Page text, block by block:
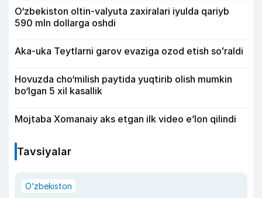
O‘zbekiston oltin-valyuta zaxiralari iyulda qariyb
590 mln dollarga oshdi
Aka-uka Teytlarni garov evaziga ozod etish soʻraldi
Hovuzda cho‘milish paytida yuqtirib olish mumkin
bo‘lgan 5 xil kasallik
Mojtaba Xomanaiy aks etgan ilk video e’lon qilindi
Tavsiyalar
O‘zbekiston